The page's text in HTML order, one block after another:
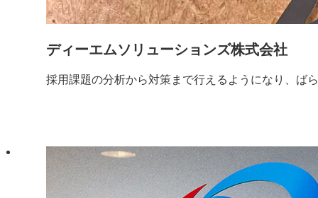
ディーエムソリューションズ株式会社
採用課題の分析から対策まで行えるようになり、ば